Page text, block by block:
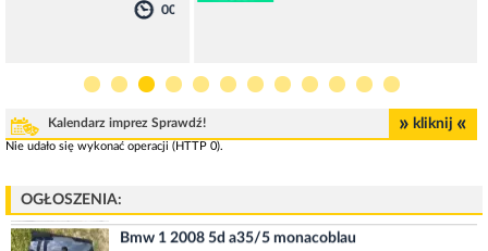
Kalendarz imprez Sprawdź! » kliknij «
Nie udało się wykonać operacji (HTTP 0).
OGŁOSZENIA:
Kupię [40]
Opony / felgi [15]
Rowery [33]
Bmw 1 2008 5d a35/5 monacoblau